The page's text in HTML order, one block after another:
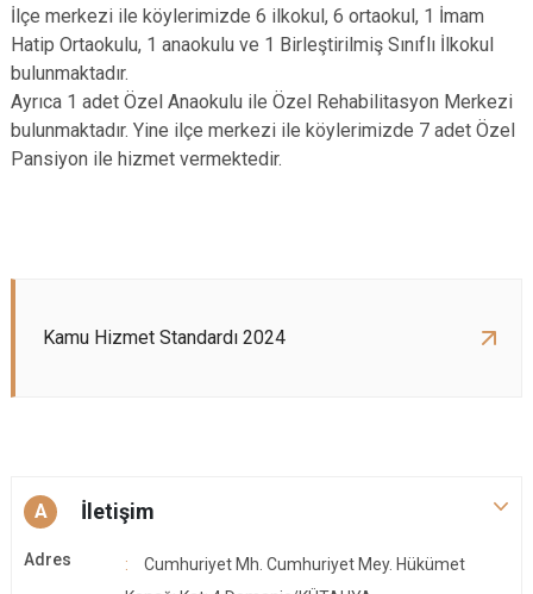
İlçe merkezi ile köylerimizde 6 ilkokul, 6 ortaokul, 1 İmam
Hatip Ortaokulu, 1 anaokulu ve 1 Birleştirilmiş Sınıflı İlkokul
bulunmaktadır.
Ayrıca 1 adet Özel Anaokulu ile Özel Rehabilitasyon Merkezi
bulunmaktadır. Yine ilçe merkezi ile köylerimizde 7 adet Özel
Pansiyon ile hizmet vermektedir.
Kamu Hizmet Standardı 2024
A İletişim
Adres
Cumhuriyet Mh. Cumhuriyet Mey. Hükümet